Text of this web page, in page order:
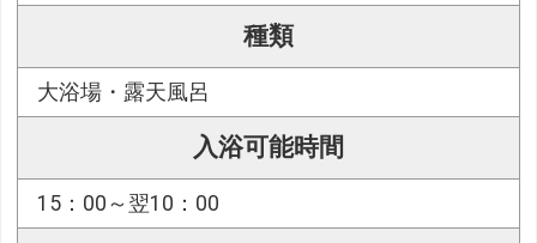
種類
大浴場・露天風呂
入浴可能時間
15：00～翌10：00